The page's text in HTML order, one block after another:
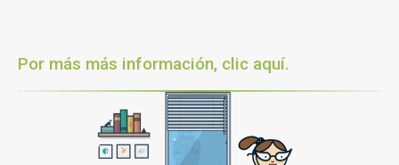
Por más más información, clic aquí.